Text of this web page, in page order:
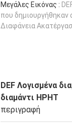
Μεγάλες Εικόνας :
που δημιουργήθηκαν
Διαφάνεια
DEF Λογισμένα
διαμάντι HPHT
περιγραφή